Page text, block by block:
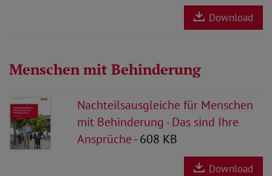
Download
Menschen mit Behinderung
Nachteilsausgleiche für Menschen
mit Behinderung - Das sind Ihre
Ansprüche- 608 KB
Download